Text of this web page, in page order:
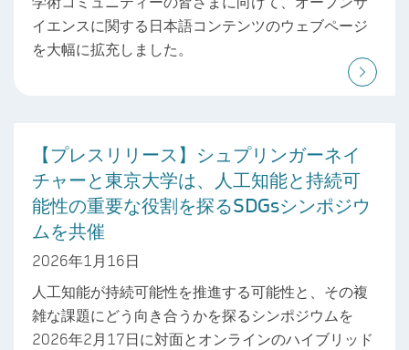
イエンスに関する日本語コンテンツのウェブページ
を大幅に拡充しました。
【プレスリリース】シュプリンガーネイ
チャーと東京大学は、人工知能と持続可
能性の重要な役割を探るSDGsシンポジウ
ムを共催
2026年1月16日
人工知能が持続可能性を推進する可能性と、その複
雑な課題にどう向き合うかを探るシンポジウムを
2026年2月17日に対面とオンラインのハイブリッド